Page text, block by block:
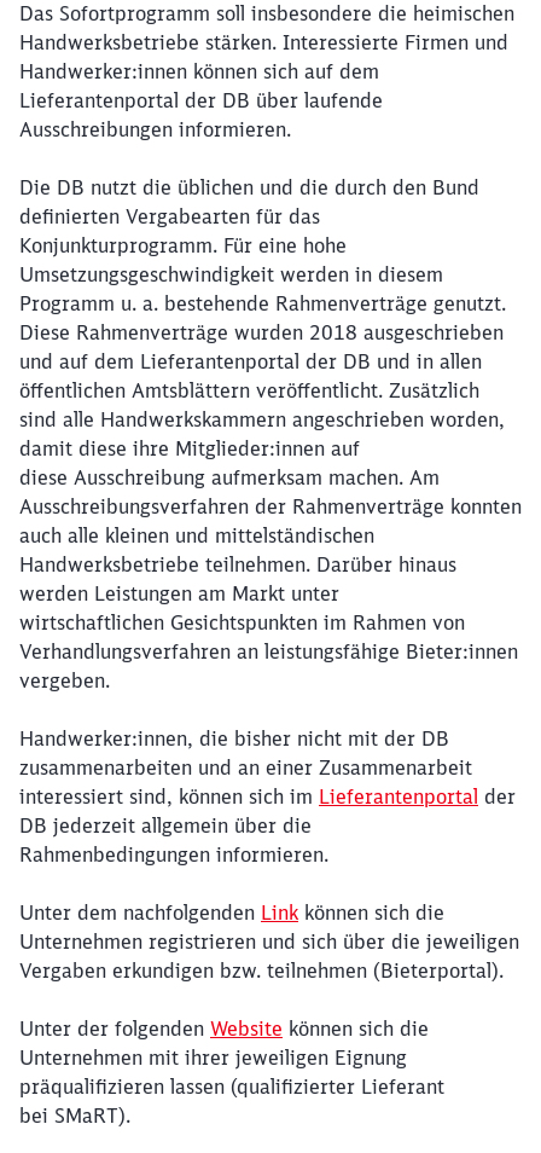
Das Sofortprogramm soll insbesondere die heimischen
Handwerksbetriebe stärken. Interessierte Firmen und
Handwerker:innen können sich auf dem
Lieferantenportal der DB über laufende
Ausschreibungen informieren.
Die DB nutzt die üblichen und die durch den Bund
definierten Vergabearten für das
Konjunkturprogramm. Für eine hohe
Umsetzungsgeschwindigkeit werden in diesem
Programm u. a. bestehende Rahmenverträge genutzt.
Diese Rahmenverträge wurden 2018 ausgeschrieben
und auf dem Lieferantenportal der DB und in allen
öffentlichen Amtsblättern veröffentlicht. Zusätzlich
sind alle Handwerkskammern angeschrieben worden,
damit diese ihre Mitglieder:innen auf
diese Ausschreibung aufmerksam machen. Am
Ausschreibungsverfahren der Rahmenverträge konnten
auch alle kleinen und mittelständischen
Handwerksbetriebe teilnehmen. Darüber hinaus
werden Leistungen am Markt unter
wirtschaftlichen Gesichtspunkten im Rahmen von
Verhandlungsverfahren an leistungsfähige Bieter:innen
vergeben.
​Handwerker:innen, die bisher nicht mit der DB
zusammenarbeiten und an einer Zusammenarbeit
interessiert sind, können sich im Lieferantenportal der
DB jederzeit allgemein über die
Rahmenbedingungen informieren.
Unter dem nachfolgenden Link können sich die
Unternehmen registrieren und sich über die jeweiligen
Vergaben erkundigen bzw. teilnehmen (Bieterportal). ​
Unter der folgenden Website können sich die
Unternehmen mit ihrer jeweiligen Eignung
präqualifizieren lassen (qualifizierter Lieferant
bei SMaRT).
Schließen
Möchten Sie zu